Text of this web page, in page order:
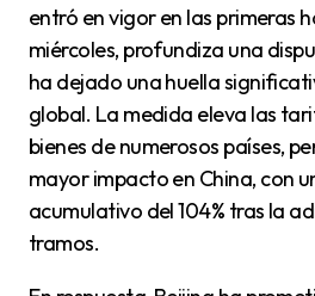
entró en vigor en las primeras
miércoles, profundiza una
ha dejado una huella
global. La medida eleva las
bienes de numerosos países,
mayor impacto en China, con
acumulativo del 104% tras la
tramos.